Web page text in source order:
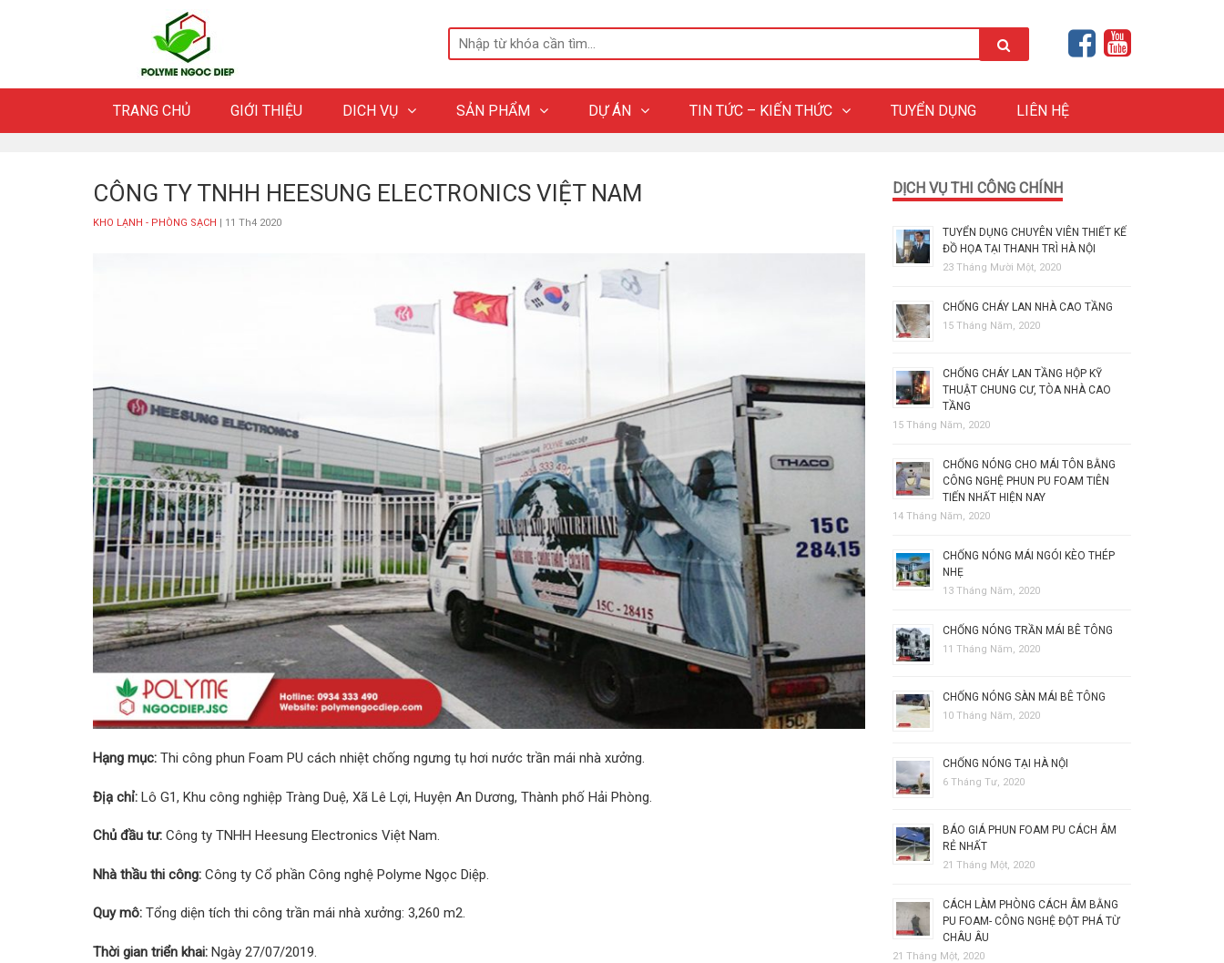
TRANG CHỦ GIỚI THIỆU DICH VỤ SẢN PHẨM DỰ ÁN TIN TỨC – KIẾN THỨC TUYỂN DỤNG LIÊN HỆ
CÔNG TY TNHH HEESUNG ELECTRONICS VIỆT NAM
KHO LẠNH - PHÒNG SẠCH | 11 Th4 2020
Hạng mục: Thi công phun Foam PU cách nhiệt chống ngưng tụ hơi nước trần mái nhà xưởng.
Địạ chỉ: Lô G1, Khu công nghiệp Tràng Duệ, Xã Lê Lợi, Huyện An Dương, Thành phố Hải Phòng.
Chủ đầu tư: Công ty TNHH Heesung Electronics Việt Nam.
Nhà thầu thi công: Công ty Cổ phần Công nghệ Polyme Ngọc Diệp.
Quy mô: Tổng diện tích thi công trần mái nhà xưởng: 3,260 m2.
Thời gian triển khai: Ngày 27/07/2019.
DỊCH VỤ THI CÔNG CHÍNH
TUYỂN DỤNG CHUYÊN VIÊN THIẾT KẾ
ĐỒ HỌA TẠI THANH TRÌ HÀ NỘI
23 Tháng Mười Một, 2020
CHỐNG CHÁY LAN NHÀ CAO TẦNG
15 Tháng Năm, 2020
CHỐNG CHÁY LAN TẦNG HỘP KỸ
THUẬT CHUNG CƯ, TÒA NHÀ CAO
TẦNG
15 Tháng Năm, 2020
CHỐNG NÓNG CHO MÁI TÔN BẰNG
CÔNG NGHỆ PHUN PU FOAM TIÊN
TIẾN NHẤT HIỆN NAY
14 Tháng Năm, 2020
CHỐNG NÓNG MÁI NGÓI KÈO THÉP
NHẸ
13 Tháng Năm, 2020
CHỐNG NÓNG TRẦN MÁI BÊ TÔNG
11 Tháng Năm, 2020
CHỐNG NÓNG SÀN MÁI BÊ TÔNG
10 Tháng Năm, 2020
CHỐNG NÓNG TẠI HÀ NỘI
6 Tháng Tư, 2020
BÁO GIÁ PHUN FOAM PU CÁCH ÂM
RẺ NHẤT
21 Tháng Một, 2020
CÁCH LÀM PHÒNG CÁCH ÂM BẰNG
PU FOAM- CÔNG NGHỆ ĐỘT PHÁ TỪ
CHÂU ÂU
21 Tháng Một, 2020